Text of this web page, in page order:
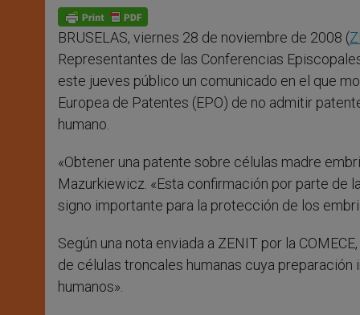
p
p
g
e
r
o
k
BRUSELAS, viernes 28 de noviembre de 2008 (
Representantes de las Conferencias
este jueves público un comunicado en el que
Europea de Patentes (EPO) de no admitir
humano.
«Obtener una patente sobre células madre
Mazurkiewicz. «Esta confirmación por parte de
signo importante para la protección de los
Según una nota enviada a ZENIT por la
de células troncales humanas cuya
humanos».